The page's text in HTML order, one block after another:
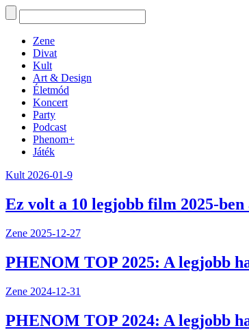
Zene
Divat
Kult
Art & Design
Életmód
Koncert
Party
Podcast
Phenom+
Játék
Kult 2026-01-9
Ez volt a 10 legjobb film 2025-
Zene 2025-12-27
PHENOM TOP 2025: A legjobb
Zene 2024-12-31
PHENOM TOP 2024: A legjobb